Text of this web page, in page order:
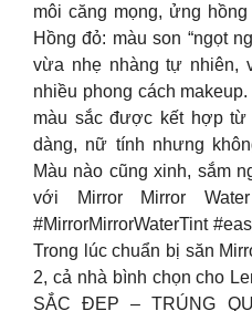
môi căng mọng, ửng
Hồng đỏ: màu son “ngọt
vừa nhẹ nhàng tự nhiên,
nhiều phong cách
màu sắc được kết hợp từ
dàng, nữ tính nhưng
Màu nào cũng xinh, sắm
với Mirror Mirror
#MirrorMirrorWaterTint
Trong lúc chuẩn bị săn
2, cả nhà bình chọn cho
SẮC ĐẸP – TRÚNG